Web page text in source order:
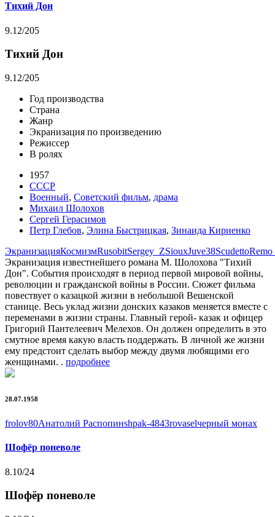
Тихий Дон
9.12/205
Тихий Дон
9.12/205
Год производства
Страна
Жанр
Экранизация по произведению
Режиссер
В ролях
1957
СССР
Военный, Советский фильм, драма
Михаил Шолохов
Сергей Герасимов
Петр Глебов, Элина Быстрицкая, Зинаида Кириенко
ЭкранизацияКосмизмRusobitSergey_ZSiouxJuve38Scudetto
Экранизация известнейшего романа М. Шолохова "Тихий
Дон". События происходят в период первой мировой войны,
революции и гражданской войны в России. Сюжет фильма
повествует о казацкой жизни в небольшой Вешенской
станице. Весь уклад жизни донских казаков меняется вместе с
переменами в жизни страны. Главный герой- казак и офицер
Григорий Пантелеевич Мелехов. Он должен определить в это
смутное время какую власть поддержать. В личной же жизни
ему предстоит сделать выбор между двумя любящими его
женщинами. . подробнее
28.07.1958
frolov80Анатолий Распопинshpak-4843rovaselчерный монах
Шофёр поневоле
8.10/24
Шофёр поневоле